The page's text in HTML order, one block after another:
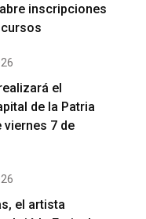
inscripciones
el
de la Patria
viernes 7 de
el artista